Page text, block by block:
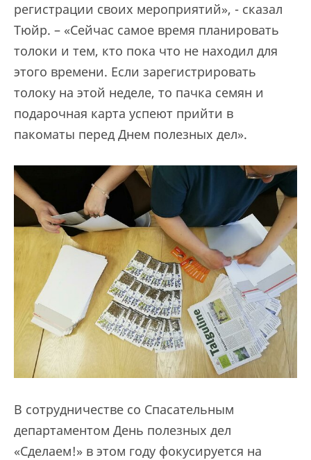
регистрации своих мероприятий», - сказал
Тюйр. – «Сейчас самое время планировать
толоки и тем, кто пока что не находил для
этого времени. Если зарегистрировать
толоку на этой неделе, то пачка семян и
подарочная карта успеют прийти в
пакоматы перед Днем полезных дел».
В сотрудничестве со Спасательным
департаментом День полезных дел
«Сделаем!» в этом году фокусируется на